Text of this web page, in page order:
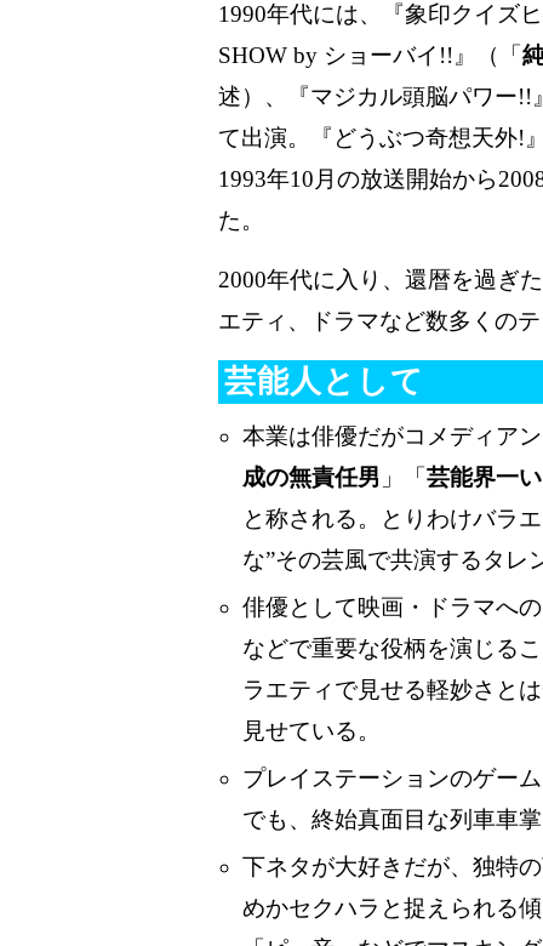
1990年代には、『象印クイズ
SHOW by ショーバイ!!』（「
述）、『マジカル頭脳パワー!!
て出演。『どうぶつ奇想天外!
1993年10月の放送開始から
た。
2000年代に入り、還暦を過ぎ
エティ、ドラマなど数多くの
芸能人として
本業は俳優だがコメディア
成の無責任男 」「 芸能界一
と称される。とりわけバラ
な”その芸風で共演するタレ
俳優として映画・ドラマへ
などで重要な役柄を演じる
ラエティで見せる軽妙さと
見せている。
プレイステーションのゲー
でも、終始真面目な列車車
下ネタが大好きだが、独特
めかセクハラと捉えられる